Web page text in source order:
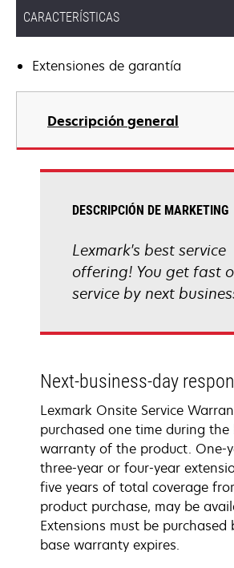
CARACTERÍSTICAS
Extensiones de garantía
Descripción general
DESCRIPCIÓN DE MARKETING
Lexmark's best service
offering! You get fast
service by next
Next-business-day
Lexmark Onsite Service
purchased one time during the
warranty of the product. One-
three-year or four-year
five years of total coverage
product purchase, may be
Extensions must be purchased
base warranty expires.